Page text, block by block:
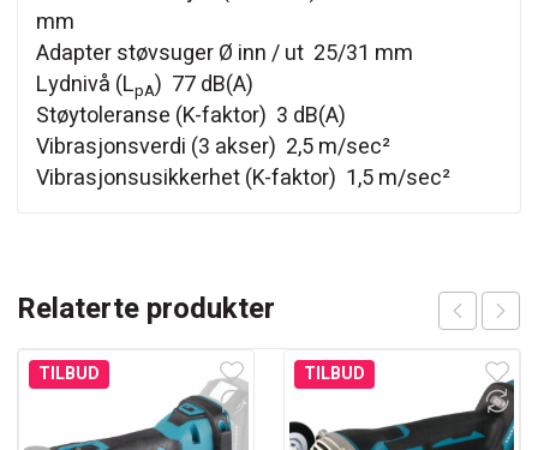
mm
Adapter støvsuger Ø inn / ut 25/31 mm
Lydnivå (LpA) 77 dB(A)
Støytoleranse (K-faktor) 3 dB(A)
Vibrasjonsverdi (3 akser) 2,5 m/sec²
Vibrasjonsusikkerhet (K-faktor) 1,5 m/sec²
Relaterte produkter
TILBUD TILBUD